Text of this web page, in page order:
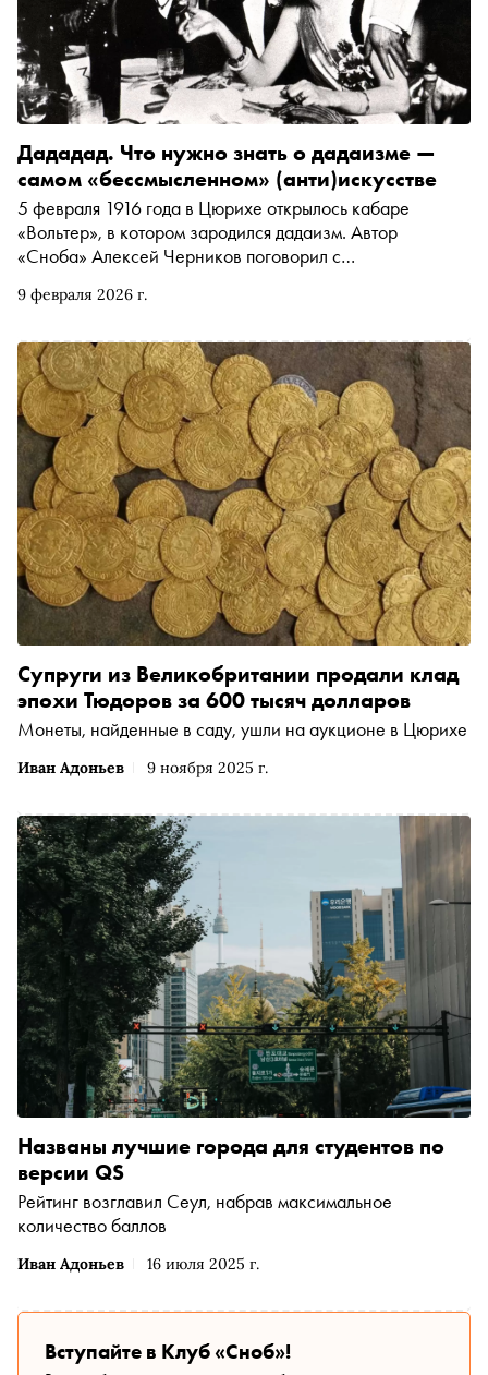
9 февраля 2026 г.
Дададад. Что нужно знать о дадаизме —
самом «бессмысленном» (анти)искусстве
5 февраля 1916 года в Цюрихе открылось кабаре
«Вольтер», в котором зародился дадаизм. Автор
«Сноба» Алексей Черников поговорил с
Константином Дудаковым-Кашуро о том, чему может
чем опасно стадное восхищение Моной Лизой, почему
вредно видеть в искусстве концентрат красоты, и почему
от культа гениального художника до принятия
политической диктатуры ‒ один шаг
Иван Адоньев 9 ноября 2025 г.
Супруги из Великобритании продали клад
эпохи Тюдоров за 600 тысяч долларов
Монеты, найденные в саду, ушли на аукционе в Цюрихе
Иван Адоньев 16 июля 2025 г.
Названы лучшие города для студентов по
версии QS
Рейтинг возглавил Сеул, набрав максимальное
количество баллов
Вступайте в Клуб «Сноб»!